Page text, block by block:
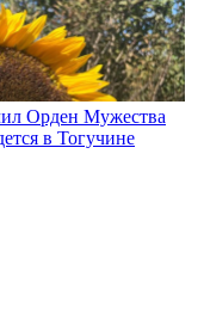
Орден Мужества
в Тогучине